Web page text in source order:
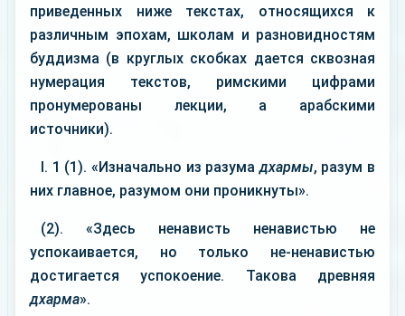
приведенных ниже текстах, относящихся к
различным эпохам, школам и разновидностям
буддизма (в круглых скобках дается сквозная
нумерация текстов, римскими цифрами
пронумерованы лекции, а арабскими
источники).
I. 1 (1). «Изначально из разумадхармы, разум в
них главное, разумом они проникнуты».
(2). «Здесь ненависть ненавистью не
успокаивается, но только не-ненавистью
достигается успокоение. Такова древняя
дхарма».